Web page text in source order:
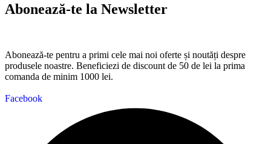
Abonează-te la Newsletter
Abonează-te pentru a primi cele mai noi oferte și noutăți despre
produsele noastre. Beneficiezi de discount de 50 de lei la prima
comanda de minim 1000 lei.
Facebook